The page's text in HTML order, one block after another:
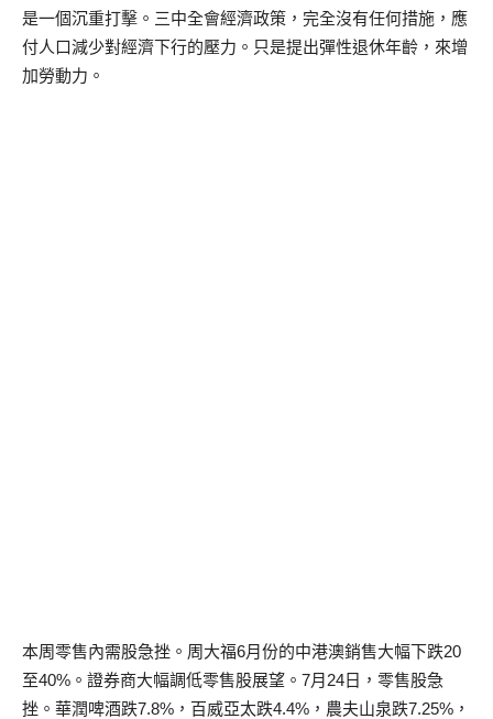
是一個沉重打擊。三中全會經濟政策，完全沒有任何措施，應
付人口減少對經濟下行的壓力。只是提出彈性退休年齡，來增
加勞動力。
本周零售內需股急挫。周大福6月份的中港澳銷售大幅下跌20
至40%。證券商大幅調低零售股展望。7月24日，零售股急
挫。華潤啤酒跌7.8%，百威亞太跌4.4%，農夫山泉跌7.25%，